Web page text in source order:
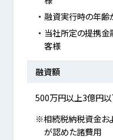
融資実行時の年
当社所定の提携金
客様
融資額
500万円以上3億円以
※相続税納税資金お
が認めた諸費用